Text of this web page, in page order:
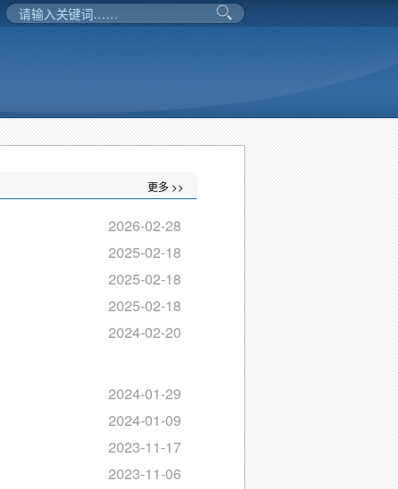
更多 >>
2026-02-28
2025-02-18
2025-02-18
2025-02-18
2024-02-20
2024-01-29
2024-01-09
2023-11-17
2023-11-06